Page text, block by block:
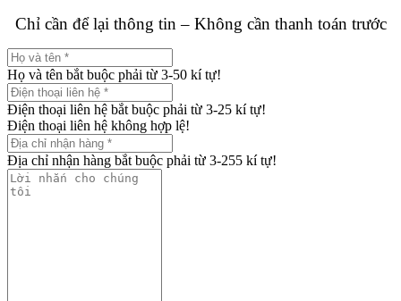
Chỉ cần để lại thông tin – Không cần thanh toán trước
Họ và tên bắt buộc phải từ 3-50 kí tự!
Điện thoại liên hệ bắt buộc phải từ 3-25 kí tự!
Điện thoại liên hệ không hợp lệ!
Địa chỉ nhận hàng bắt buộc phải từ 3-255 kí tự!